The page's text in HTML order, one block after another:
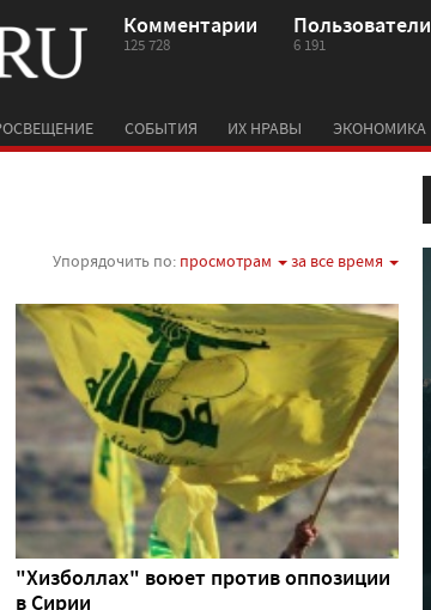
Комментарии
125 728
Пользователи
6 191
СОБЫТИЯ ИХ НРАВЫ ЭКОНОМИКА
Упорядочить по: просмотрам за все время
"Хизболлах" воюет против оппозиции
в Сирии